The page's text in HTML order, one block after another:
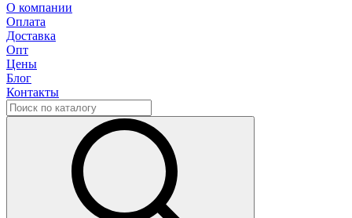
О компании
Оплата
Доставка
Опт
Цены
Блог
Контакты